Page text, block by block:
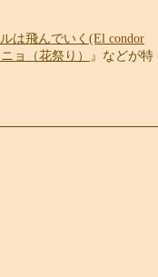
は飛んでいく(El condor
ョ（花祭り）
』などが特